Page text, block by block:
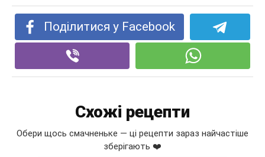
Поділитися у Facebook
Схожі рецепти
Обери щось смачненьке — ці рецепти зараз найчастіше
зберігають ❤️